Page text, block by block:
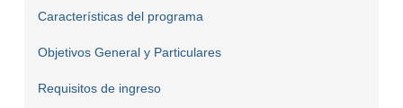
Características del programa
Objetivos General y Particulares
Requisitos de ingreso